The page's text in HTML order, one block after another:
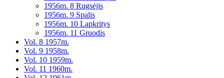
1956m. 8 Rugsėjis
1956m. 9 Spalis
1956m. 10 Lapkritys
1956m. 11 Gruodis
Vol. 8 1957m.
Vol. 9 1958m.
Vol. 10 1959m.
Vol. 11 1960m.